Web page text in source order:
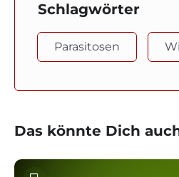
Schlagwörter
Parasitosen
Das könnte Dich